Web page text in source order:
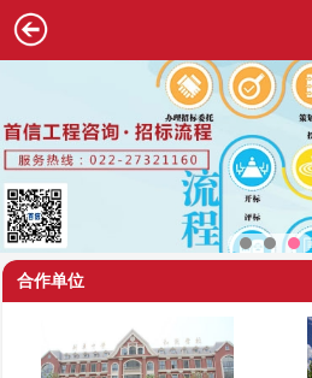
合作单位